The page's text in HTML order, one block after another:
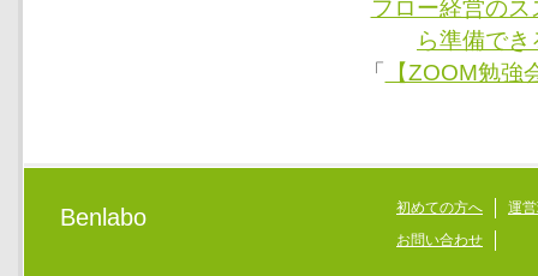
フロー経営の
ら準備で
「 【ZOOM勉
Benlabo 初めての方へ
運
お問い合わせ